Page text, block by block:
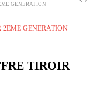
GENERATION
TIROIR